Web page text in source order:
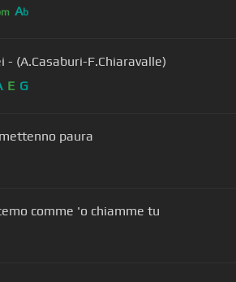
Ab
- (A.Casaburi-F.Chiaravalle)
E G
paura
comme 'o chiamme tu